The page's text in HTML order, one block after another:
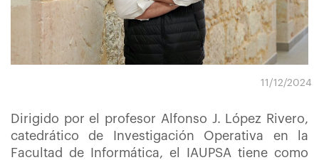
11/12/2024
Dirigido por el profesor Alfonso J. López Rivero,
catedrático de Investigación Operativa en la
Facultad de Informática, el IAUPSA tiene como